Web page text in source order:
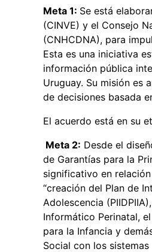
Meta 1: Se está
(CINVE) y el Consejo
(CNHCDNA), para
Esta es una iniciativa
información pública
Uruguay. Su misión es
de decisiones basada
El acuerdo está en su
Meta 2: Desde el
de Garantías para la
significativo en
“creación del Plan de
Adolescencia
Informático Perinatal,
para la Infancia y
Social con los